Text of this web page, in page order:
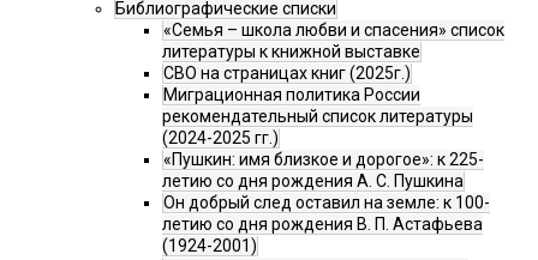
Библиографические списки
«Семья – школа любви и спасения» список
литературы к книжной выставке
СВО на страницах книг (2025г.)
Миграционная политика России
рекомендательный список литературы
(2024-2025 гг.)
«Пушкин: имя близкое и дорогое»: к 225-
летию со дня рождения А. С. Пушкина
Он добрый след оставил на земле: к 100-
летию со дня рождения В. П. Астафьева
(1924-2001)